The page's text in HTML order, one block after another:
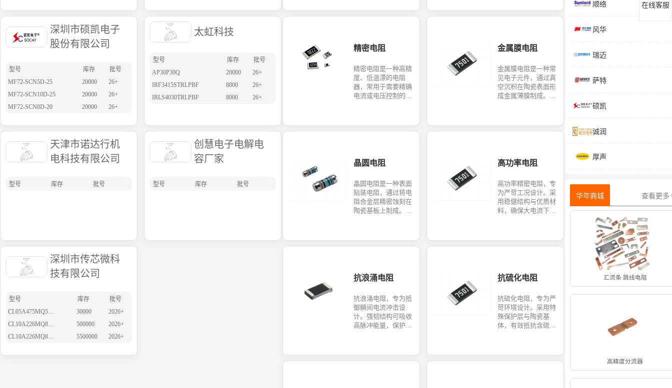
顺络
风华
瑞迈
萨特
硕凯
诚润
厚声
华年商城 查看更多
汇流条 跳线电阻
高精度分流器
深圳市硕凯电子
股份有限公司
型号 库存
批号
MF72-SCN5D-25
20000
26+
MF72-SCN10D-25
20000
26+
MF72-SCN8D-20
20000 26+
太虹科技
型号 库存
批号
AP30P30Q
20000
26+
IRF3415STRLPBF
8000
26+
IRLS4030TRLPBF
8000 26+
天津市诺达行机
电科技有限公司
型号 库存 批号
创慧电子电解电
容厂家
型号 库存 批号
深圳市传芯微科
技有限公司
型号 库存
批号
CL05A475MQ5NRNC
30000
2026+
CL10A226MQ8NRNE
500000
2026+
CL10A226MQ8NRNC
5500000 2026+
用最普遍的保护器件
之一。
多，产品也非常稳
精密电阻
精密电阻是一种高精
度、低温漂的电阻
器，常用于需要精确
电流或电压控制的电
金属膜电阻
金属膜电阻是一种常
见电子元件，通过真
空沉积在陶瓷表面形
成金属薄膜制成。其
的电路，如精密仪器
晶圆电阻
晶圆电阻是一种表面
贴装电阻，通过将电
阻合金层精密蚀刻在
陶瓷基板上制成。其
密度自动化生产的印
高功率电阻
高功率精密电阻，专
为严苛工况设计。采
用稳健结构与优质材
料，确保大电流下的
石。
抗浪涌电阻
抗浪涌电阻，专为抵
御瞬间电流冲击设
计。强韧结构可吸收
高脉冲能量，保护核
过载保护，延长系统
抗硫化电阻
抗硫化电阻，专为严
苛环境设计。采用特
殊保护层与陶瓷基
体，有效抵抗含硫气
的可靠保障。
在线客服